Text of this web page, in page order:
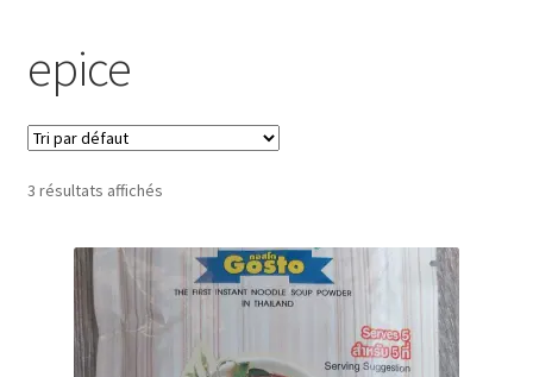
epice
3 résultats affichés